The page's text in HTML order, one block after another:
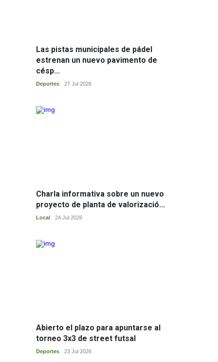
Las pistas municipales de pádel
estrenan un nuevo pavimento de
césp...
Deportes 27 Jul 2026
Charla informativa sobre un nuevo
proyecto de planta de valorizació...
Local 24 Jul 2026
Abierto el plazo para apuntarse al
torneo 3x3 de street futsal
Deportes 23 Jul 2026